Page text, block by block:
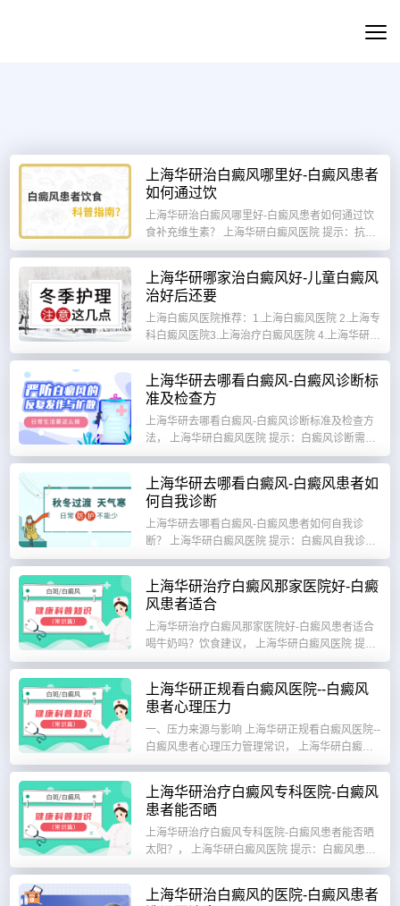
上海华研治白癜风哪里好-白癜风患者
如何通过饮
上海华研治白癜风哪里好-白癜风患者如何通过饮
食补充维生素？ 上海华研白癜风医院 提示：抗氧
化食物可保护黑色素细胞免受自由基损伤...
上海华研哪家治白癜风好-儿童白癜风
治好后还要
上海白癜风医院推荐：1.上海白癜风医院 2.上海专
科白癜风医院3.上海治疗白癜风医院 4.上海华研白
癜风医院。上海华研哪家治白癜风好-儿童...
上海华研去哪看白癜风-白癜风诊断标
准及检查方
上海华研去哪看白癜风-白癜风诊断标准及检查方
法， 上海华研白癜风医院 提示：白癜风诊断需结
合临床表现、病史及专业检查，避免凭肉...
上海华研去哪看白癜风-白癜风患者如
何自我诊断
上海华研去哪看白癜风-白癜风患者如何自我诊
断？ 上海华研白癜风医院 提示：白癜风自我诊断
可作为初步参考，但确诊需结合专业检查(如...
上海华研治疗白癜风那家医院好-白癜
风患者适合
上海华研治疗白癜风那家医院好-白癜风患者适合
喝牛奶吗？饮食建议， 上海华研白癜风医院 提
示：白癜风患者可以喝牛奶，但需适量、选...
上海华研正规看白癜风医院--白癜风
患者心理压力
一、压力来源与影响 上海华研正规看白癜风医院--
白癜风患者心理压力管理常识， 上海华研白癜风
医院 提示：心理压力是病情加重的隐形推...
上海华研治疗白癜风专科医院-白癜风
患者能否晒
上海华研治疗白癜风专科医院-白癜风患者能否晒
太阳？， 上海华研白癜风医院 提示：白癜风患者
可以晒太阳，但需根据病情科学控制日晒...
上海华研治白癜风的医院-白癜风患者